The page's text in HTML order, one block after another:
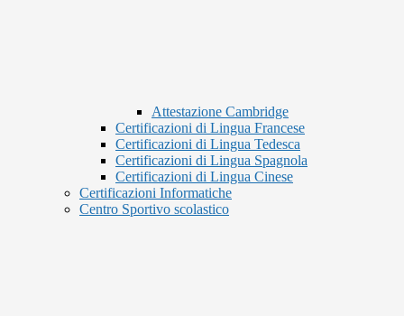
Attestazione Cambridge
Certificazioni di Lingua Francese
Certificazioni di Lingua Tedesca
Certificazioni di Lingua Spagnola
Certificazioni di Lingua Cinese
Certificazioni Informatiche
Centro Sportivo scolastico